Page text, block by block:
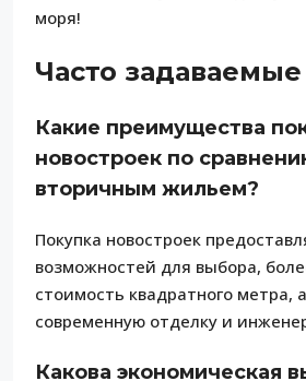
моря!
Часто
Какие преимущества
новостроек по
вторичным жильем?
Покупка новостроек
возможностей для выбора,
стоимость квадратного метра,
современную отделку и
Какова экономическая